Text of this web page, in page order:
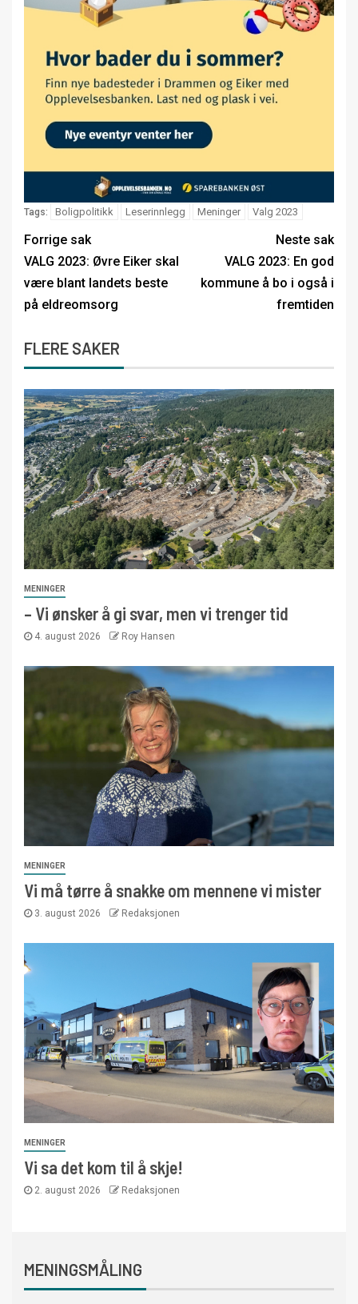
Tags: Boligpolitikk Leserinnlegg Meninger Valg 2023
Forrige sak
VALG 2023: Øvre Eiker skal
være blant landets beste
på eldreomsorg
Neste sak
VALG 2023: En god
kommune å bo i også i
fremtiden
FLERE SAKER
MENINGER
– Vi ønsker å gi svar, men vi trenger tid
4. august 2026 Roy Hansen
MENINGER
Vi må tørre å snakke om mennene vi mister
3. august 2026 Redaksjonen
MENINGER
Vi sa det kom til å skje!
2. august 2026 Redaksjonen
MENINGSMÅLING